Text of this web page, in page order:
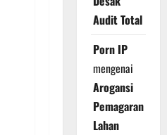
Audit Total
Porn IP
mengenai
Arogansi
Pemagaran
Lahan